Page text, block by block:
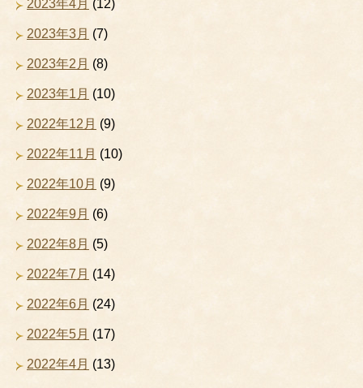
2023年4月 (12)
2023年3月 (7)
2023年2月 (8)
2023年1月 (10)
2022年12月 (9)
2022年11月 (10)
2022年10月 (9)
2022年9月 (6)
2022年8月 (5)
2022年7月 (14)
2022年6月 (24)
2022年5月 (17)
2022年4月 (13)